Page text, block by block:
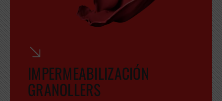
IMPERMEABILIZACIÓN
GRANOLLERS
GRATUITA